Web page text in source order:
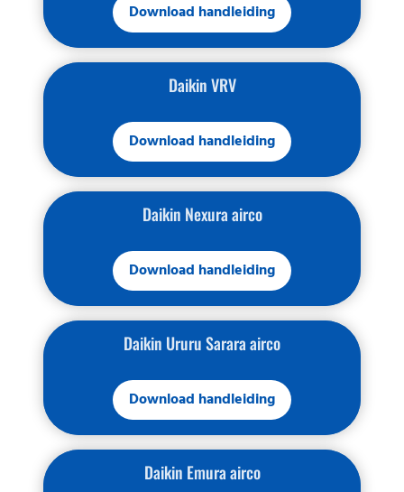
Download handleiding
Daikin VRV
Download handleiding
Daikin Nexura airco
Download handleiding
Daikin Ururu Sarara airco
Download handleiding
Daikin Emura airco